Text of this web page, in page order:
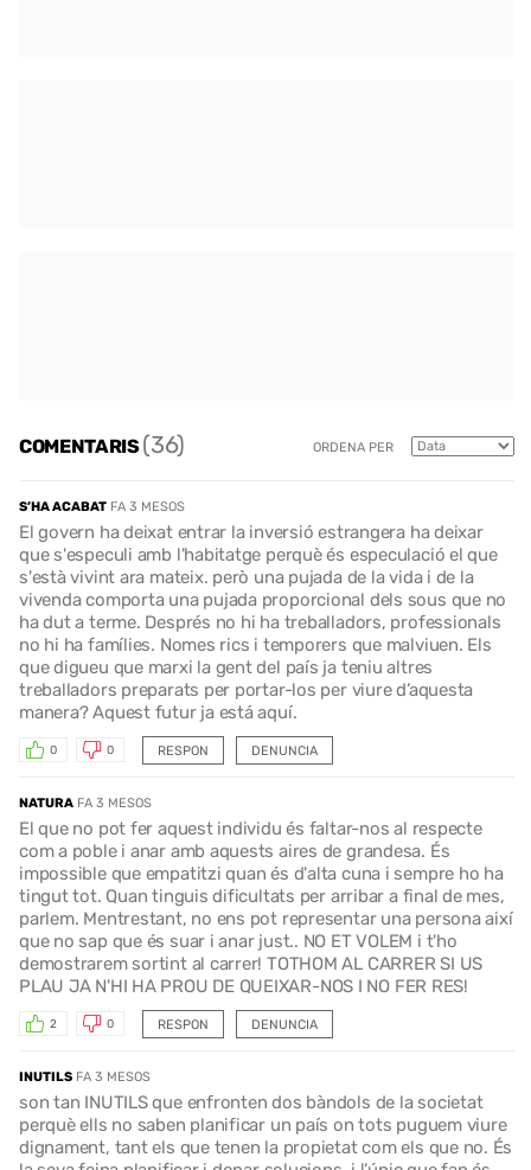
COMENTARIS(36) ORDENA PER
S’HA ACABAT FA 3 MESOS
El govern ha deixat entrar la inversió estrangera ha deixar
que s'especuli amb l'habitatge perquè és especulació el que
s'està vivint ara mateix. però una pujada de la vida i de la
vivenda comporta una pujada proporcional dels sous que no
ha dut a terme. Després no hi ha treballadors, professionals
no hi ha famílies. Nomes rics i temporers que malviuen. Els
que digueu que marxi la gent del país ja teniu altres
treballadors preparats per portar-los per viure d’aquesta
manera? Aquest futur ja está aquí.
RESPON
0 0 DENUNCIA
NATURA FA 3 MESOS
El que no pot fer aquest individu és faltar-nos al respecte
com a poble i anar amb aquests aires de grandesa. És
impossible que empatitzi quan és d'alta cuna i sempre ho ha
tingut tot. Quan tinguis dificultats per arribar a final de mes,
parlem. Mentrestant, no ens pot representar una persona així
que no sap que és suar i anar just.. NO ET VOLEM i t'ho
demostrarem sortint al carrer! TOTHOM AL CARRER SI US
PLAU JA N'HI HA PROU DE QUEIXAR-NOS I NO FER RES!
RESPON
2 0 DENUNCIA
INUTILS FA 3 MESOS
son tan INUTILS que enfronten dos bàndols de la societat
perquè ells no saben planificar un país on tots puguem viure
dignament, tant els que tenen la propietat com els que no. És